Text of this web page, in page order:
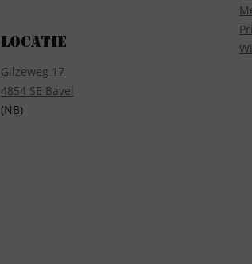
Locatie
Gilzeweg 17
4854 SE Bavel
(NB)